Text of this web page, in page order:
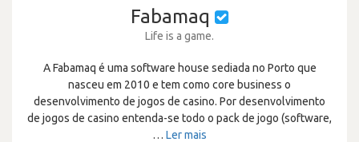
Fabamaq
Life is a game.
A Fabamaq é uma software house sediada no Porto que
nasceu em 2010 e tem como core business o
desenvolvimento de jogos de casino. Por desenvolvimento
de jogos de casino entenda-se todo o pack de jogo (software,
… Ler mais